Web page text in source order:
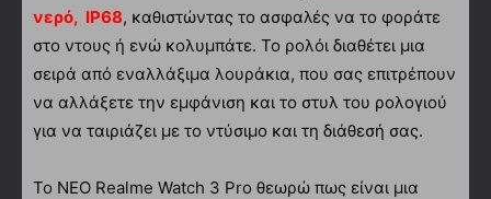
νερό, IP68, καθιστώντας το ασφαλές να το φοράτε
στο ντους ή ενώ κολυμπάτε. Το ρολόι διαθέτει μια
σειρά από εναλλάξιμα λουράκια, που σας επιτρέπουν
να αλλάξετε την εμφάνιση και το στυλ του ρολογιού
για να ταιριάζει με το ντύσιμο και τη διάθεσή σας.
Το ΝΕΟ Realme Watch 3 Pro θεωρώ πως είναι μια